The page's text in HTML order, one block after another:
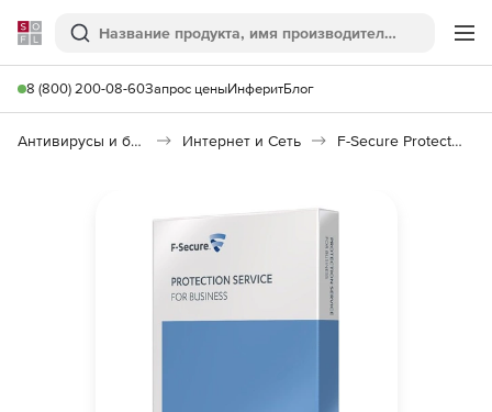
Softline
Поиск
8 (800) 200-08-60Запрос ценыИнферитБлог
Антивирусы и безопасность Интернет и Сеть F-Secure Protection Service for Business (PSB), Workstation Security Module